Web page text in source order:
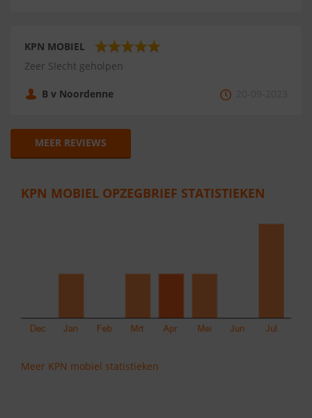
KPN MOBIEL
Zeer Slecht geholpen
B v Noordenne
MEER REVIEWS
KPN MOBIEL OPZEGBRIEF STATISTIEKEN
Meer KPN mobiel statistieken